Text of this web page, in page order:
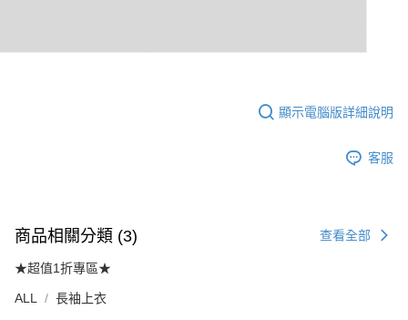
顯示電腦版詳細說明
客服
商品相關分類 (3) 查看全部
★超值1折專區★
ALL 長袖上衣